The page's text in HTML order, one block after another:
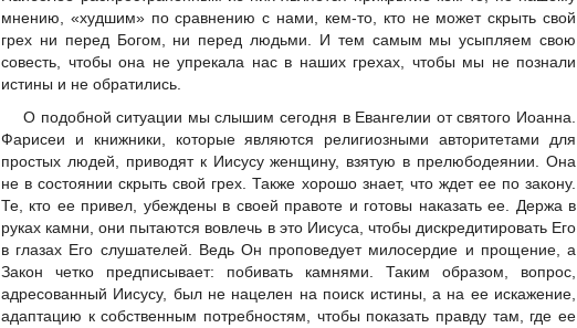
мнению, «худшим» по сравнению с нами, кем-то, кто не может скрыть свой
грех ни перед Богом, ни перед людьми. И тем самым мы усыпляем свою
совесть, чтобы она не упрекала нас в наших грехах, чтобы мы не познали
истины и не обратились.
О подобной ситуации мы слышим сегодня в Евангелии от святого Иоанна.
Фарисеи и книжники, которые являются религиозными авторитетами для
простых людей, приводят к Иисусу женщину, взятую в прелюбодеянии. Она
не в состоянии скрыть свой грех. Также хорошо знает, что ждет ее по закону.
Те, кто ее привел, убеждены в своей правоте и готовы наказать ее. Держа в
руках камни, они пытаются вовлечь в это Иисуса, чтобы дискредитировать Его
в глазах Его слушателей. Ведь Он проповедует милосердие и прощение, а
Закон четко предписывает: побивать камнями. Таким образом, вопрос,
адресованный Иисусу, был не нацелен на поиск истины, а на ее искажение,
адаптацию к собственным потребностям, чтобы показать правду там, где ее